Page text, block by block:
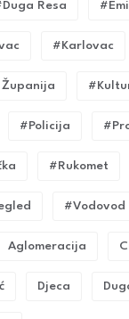
Resa
#karlovac
#policija
#rukomet
#vodovod
Aglomeracija
Djeca